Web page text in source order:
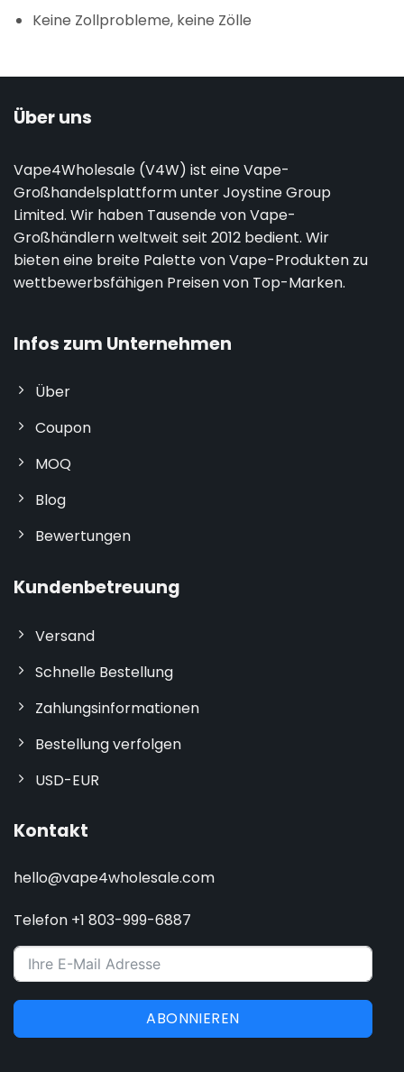
Keine Zollprobleme, keine Zölle
Über uns
Vape4Wholesale (V4W) ist eine Vape-
Großhandelsplattform unter Joystine Group
Limited. Wir haben Tausende von Vape-
Großhändlern weltweit seit 2012 bedient. Wir
bieten eine breite Palette von Vape-Produkten zu
wettbewerbsfähigen Preisen von Top-Marken.
Infos zum Unternehmen
Über
Coupon
MOQ
Blog
Bewertungen
Kundenbetreuung
Versand
Schnelle Bestellung
Zahlungsinformationen
Bestellung verfolgen
USD-EUR
Kontakt
hello@vape4wholesale.com
Telefon +1 803-999-6887
ABONNIEREN